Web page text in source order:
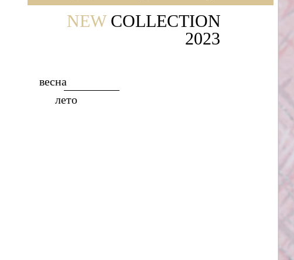
NEWCOLLECTION
2023
весна
лето